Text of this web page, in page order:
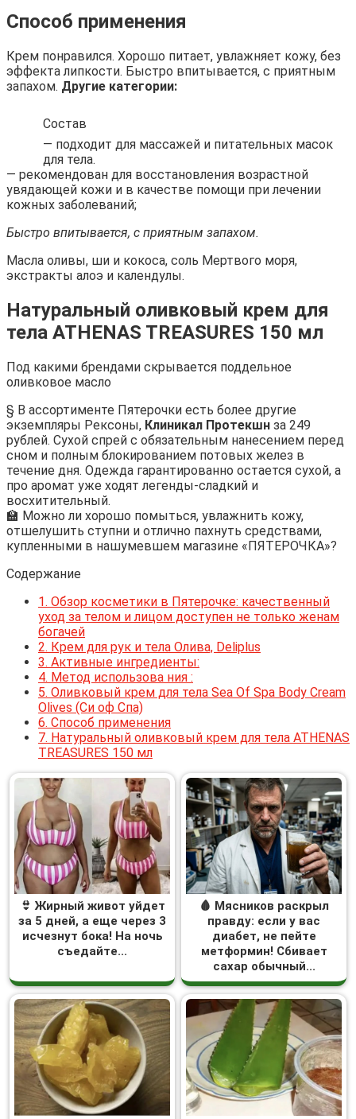
Способ применения
Крем понравился. Хорошо питает, увлажняет кожу, без
эффекта липкости. Быстро впитывается, с приятным
запахом. Другие категории:
Состав
— подходит для массажей и питательных масок
для тела.
— рекомендован для восстановления возрастной
увядающей кожи и в качестве помощи при лечении
кожных заболеваний;
Быстро впитывается, с приятным запахом.
Масла оливы, ши и кокоса, соль Мертвого моря,
экстракты алоэ и календулы.
Натуральный оливковый крем для
тела ATHENAS TREASURES 150 мл
Под какими брендами скрывается поддельное
оливковое масло
§ В ассортименте Пятерочки есть более другие
экземпляры Рексоны, Клиникал Протекшн за 249
рублей. Сухой спрей с обязательным нанесением перед
сном и полным блокированием потовых желез в
течение дня. Одежда гарантированно остается сухой, а
про аромат уже ходят легенды-сладкий и
восхитительный.
🏫 Можно ли хорошо помыться, увлажнить кожу,
отшелушить ступни и отлично пахнуть средствами,
купленными в нашумевшем магазине «ПЯТЕРОЧКА»?
Содержание
1. Обзор косметики в Пятерочке: качественный
уход за телом и лицом доступен не только женам
богачей
2. Крем для рук и тела Олива, Deliplus
3. Активные ингредиенты:
4. Метод использова ния :
5. Оливковый крем для тела Sea Of Spa Body Cream
Olives (Си оф Спа)
6. Способ применения
7. Натуральный оливковый крем для тела ATHENAS
TREASURES 150 мл
👙 Жирный живот уйдет
за 5 дней, а еще через 3
исчезнут бока! На ночь
съедайте...
🩸 Мясников раскрыл
правду: если у вас
диабет, не пейте
метформин! Сбивает
сахар обычный...